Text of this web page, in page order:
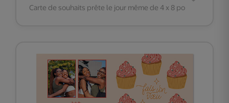
Carte de souhaits prête le jour même de 4 x 8 po